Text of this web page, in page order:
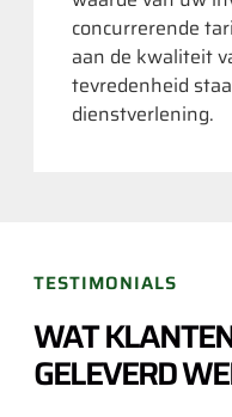
concurrerende
aan de kwaliteit
tevredenheid
dienstverlening.
TESTIMONIALS
WAT
GELEVERD